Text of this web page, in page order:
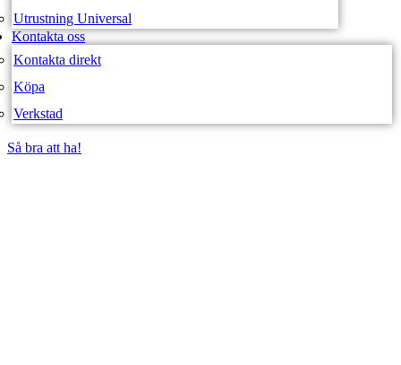
Utrustning Universal
Kontakta oss
Kontakta direkt
Köpa
Verkstad
Så bra att ha!